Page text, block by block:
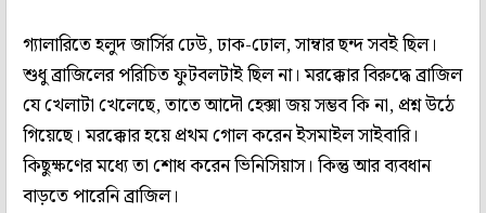
গ্যালারিতে হলুদ জার্সির ঢেউ, ঢাক-ঢোল, সাম্বার ছন্দ সবই ছিল।
শুধু ব্রাজিলের পরিচিত ফুটবলটাই ছিল না। মরক্কোর বিরুদ্ধে ব্রাজিল
যে খেলাটা খেলেছে, তাতে আদৌ হেক্সা জয় সম্ভব কি না, প্রশ্ন উঠে
গিয়েছে। মরক্কোর হয়ে প্রথম গোল করেন ইসমাইল সাইবারি।
কিছুক্ষণের মধ্যে তা শোধ করেন ভিনিসিয়াস। কিন্তু আর ব্যবধান
বাড়তে পারেনি ব্রাজিল।